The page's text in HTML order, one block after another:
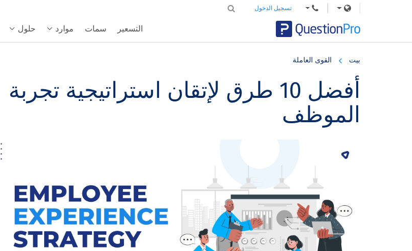
حلول موارد سمات التسعير
تسجيل الدخول
بيت القوى العاملة
أفضل 10 طرق لإتقان استراتيجية تجربة
الموظف